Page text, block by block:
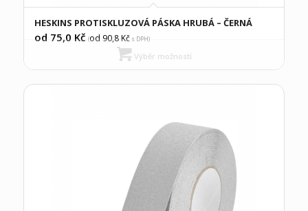
HESKINS PROTISKLUZOVÁ PÁSKA HRUBÁ – ČERNÁ
od 75,0 Kč (od 90,8Kčs DPH)
Výběr možností